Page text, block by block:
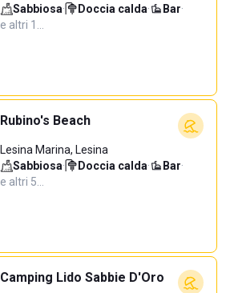
Sabbiosa· Doccia calda· Bar·
e altri 1…
Rubino's Beach
Lesina Marina, Lesina
Sabbiosa· Doccia calda· Bar·
e altri 5…
Camping Lido Sabbie D'Oro